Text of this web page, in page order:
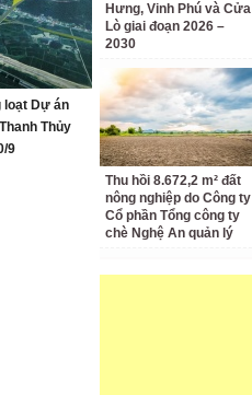
loạt Dự án
Thủy
9
Hưng, Vinh Phú và Cửa
Lò giai đoạn 2026 –
2030
Thu hồi 8.672,2 m² đất
nông nghiệp do Công ty
Cổ phần Tổng công ty
chè Nghệ An quản lý